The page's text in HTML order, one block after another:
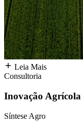
Leia Mais
Consultoria
Inovação Agrícola
Síntese Agro